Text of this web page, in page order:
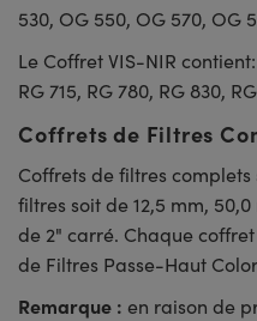
530, OG 550, OG 570, OG
Le Coffret VIS-NIR
RG 715, RG 780, RG 830,
Coffrets de Filtres
Coffrets de filtres
filtres soit de 12,5 mm,
de 2" carré. Chaque
de Filtres Passe-Haut
Remarque : en raison de